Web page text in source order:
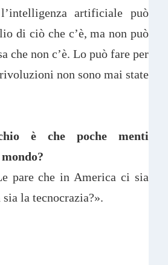
artificiale può
di ciò che c’è, ma non può
che non c’è. Lo può fare per
non sono mai state
è che poche menti
pare che in America ci sia
sia la tecnocrazia?».